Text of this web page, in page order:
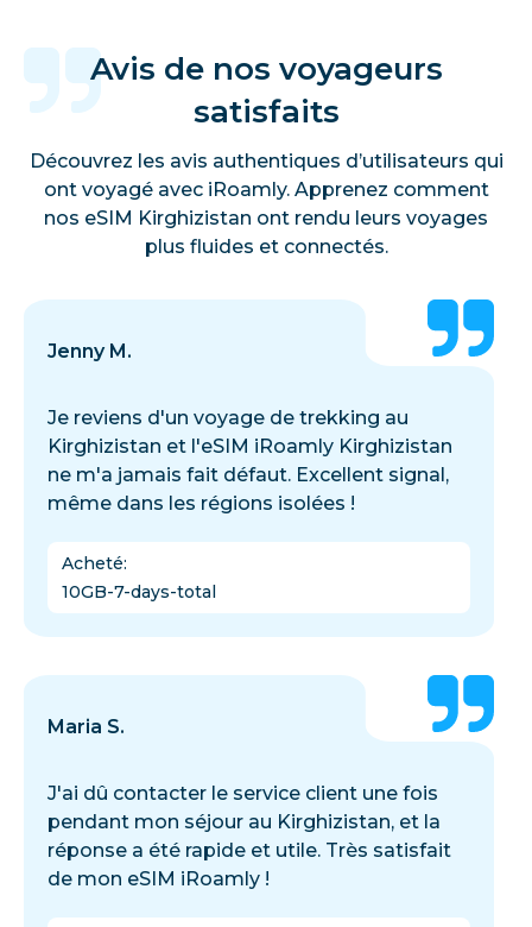
Avis de nos voyageurs
satisfaits
Découvrez les avis authentiques d’utilisateurs qui
ont voyagé avec iRoamly. Apprenez comment
nos eSIM Kirghizistan ont rendu leurs voyages
plus fluides et connectés.
Jenny M.
Je reviens d'un voyage de trekking au
Kirghizistan et l'eSIM iRoamly Kirghizistan
ne m'a jamais fait défaut. Excellent signal,
même dans les régions isolées !
Acheté:
10GB-7-days-total
Maria S.
J'ai dû contacter le service client une fois
pendant mon séjour au Kirghizistan, et la
réponse a été rapide et utile. Très satisfait
de mon eSIM iRoamly !